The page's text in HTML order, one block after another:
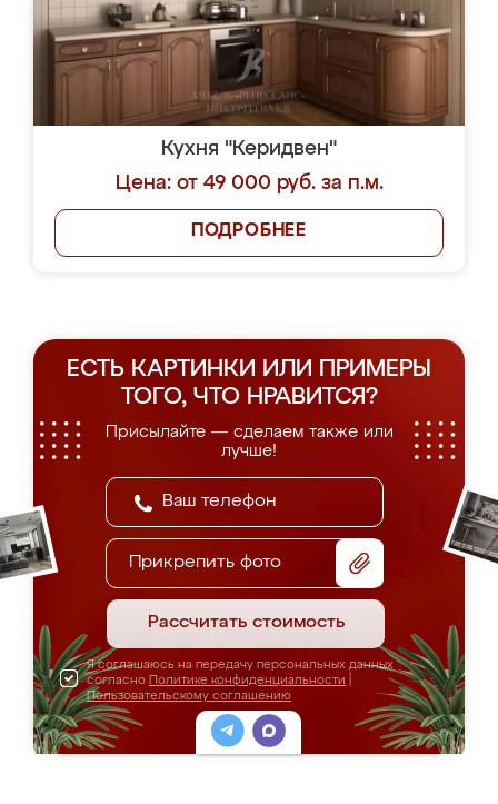
Кухня "Керидвен"
Цена: от 49 000 руб. за п.м.
ПОДРОБНЕЕ
ЕСТЬ КАРТИНКИ ИЛИ ПРИМЕРЫ
ТОГО, ЧТО НРАВИТСЯ?
Присылайте — сделаем также или
лучше!
Прикрепить фото
Рассчитать стоимость
Я соглашаюсь на передачу персональных данных
согласно Политике конфиденциальности
Пользовательскому соглашению